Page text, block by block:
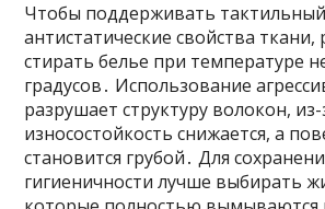
Чтобы поддерживать
антистатические свойства ткани,
стирать белье при температуре
градусов․ Использование
разрушает структуру волокон, из-
износостойкость снижается, а
становится грубой․ Для
гигиеничности лучше выбирать